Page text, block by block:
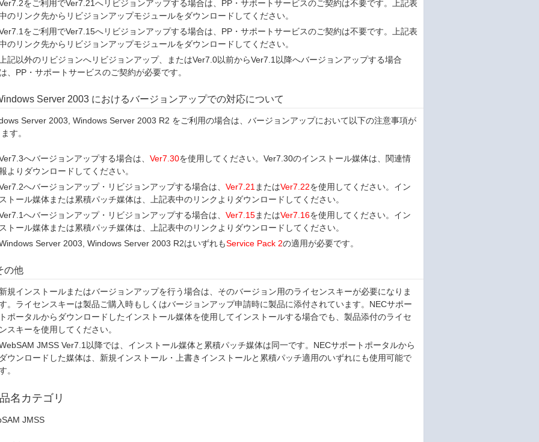
をご利用でVer7.21へリビジョンアップする場合は、PP・サポートサービスのご契約は不要です。上記表
のリンク先からリビジョンアップモジュールをダウンロードしてください。
をご利用でVer7.15へリビジョンアップする場合は、PP・サポートサービスのご契約は不要です。上記表
のリンク先からリビジョンアップモジュールをダウンロードしてください。
記以外のリビジョンへリビジョンアップ、またはVer7.0以前からVer7.1以降へバージョンアップする場合
、PP・サポートサービスのご契約が必要です。
Server 2003 におけるバージョンアップでの対応について
Server 2003, Windows Server 2003 R2 をご利用の場合は、バージョンアップにおいて以下の注意事項が
す。
へバージョンアップする場合は、Ver7.30を使用してください。Ver7.30のインストール媒体は、関連情
よりダウンロードしてください。
へバージョンアップ・リビジョンアップする場合は、Ver7.21 またはVer7.22を使用してください。イン
トール媒体または累積パッチ媒体は、上記表中のリンクよりダウンロードしてください。
へバージョンアップ・リビジョンアップする場合は、Ver7.15またはVer7.16を使用してください。イン
トール媒体または累積パッチ媒体は、上記表中のリンクよりダウンロードしてください。
Server 2003, Windows Server 2003 R2はいずれもService Pack 2の適用が必要です。
の他
規インストールまたはバージョンアップを行う場合は、そのバージョン用のライセンスキーが必要になりま
。ライセンスキーは製品ご購入時もしくはバージョンアップ申請時に製品に添付されています。NECサポー
ポータルからダウンロードしたインストール媒体を使用してインストールする場合でも、製品添付のライセ
スキーを使用してください。
JMSS Ver7.1以降では、インストール媒体と累積パッチ媒体は同一です。NECサポートポータルから
ウンロードした媒体は、新規インストール・上書きインストールと累積パッチ適用のいずれにも使用可能で
。
名カテゴリ
JMSS